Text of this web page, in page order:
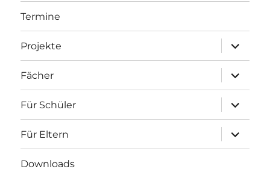
Termine
Projekte
öffnen
Fächer
öffnen
Für Schüler
öffnen
Für Eltern
öffnen
Downloads